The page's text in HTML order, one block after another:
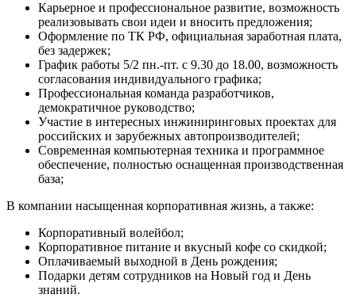
Карьерное и профессиональное развитие, возможность
реализовывать свои идеи и вносить предложения;
Оформление по ТК РФ, официальная заработная плата,
без задержек;
График работы 5/2 пн.-пт. с 9.30 до 18.00, возможность
согласования индивидуального графика;
Профессиональная команда разработчиков,
демократичное руководство;
Участие в интересных инжиниринговых проектах для
российских и зарубежных автопроизводителей;
Современная компьютерная техника и программное
обеспечение, полностью оснащенная производственная
база;
В компании насыщенная корпоративная жизнь, а также:
Корпоративный волейбол;
Корпоративное питание и вкусный кофе со скидкой;
Оплачиваемый выходной в День рождения;
Подарки детям сотрудников на Новый год и День
знаний.